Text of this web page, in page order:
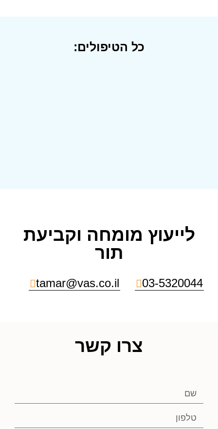
כל הטיפולים:
לייעוץ מומחה וקביעת
תור
03-5320044
tamar@vas.co.il
צרו קשר